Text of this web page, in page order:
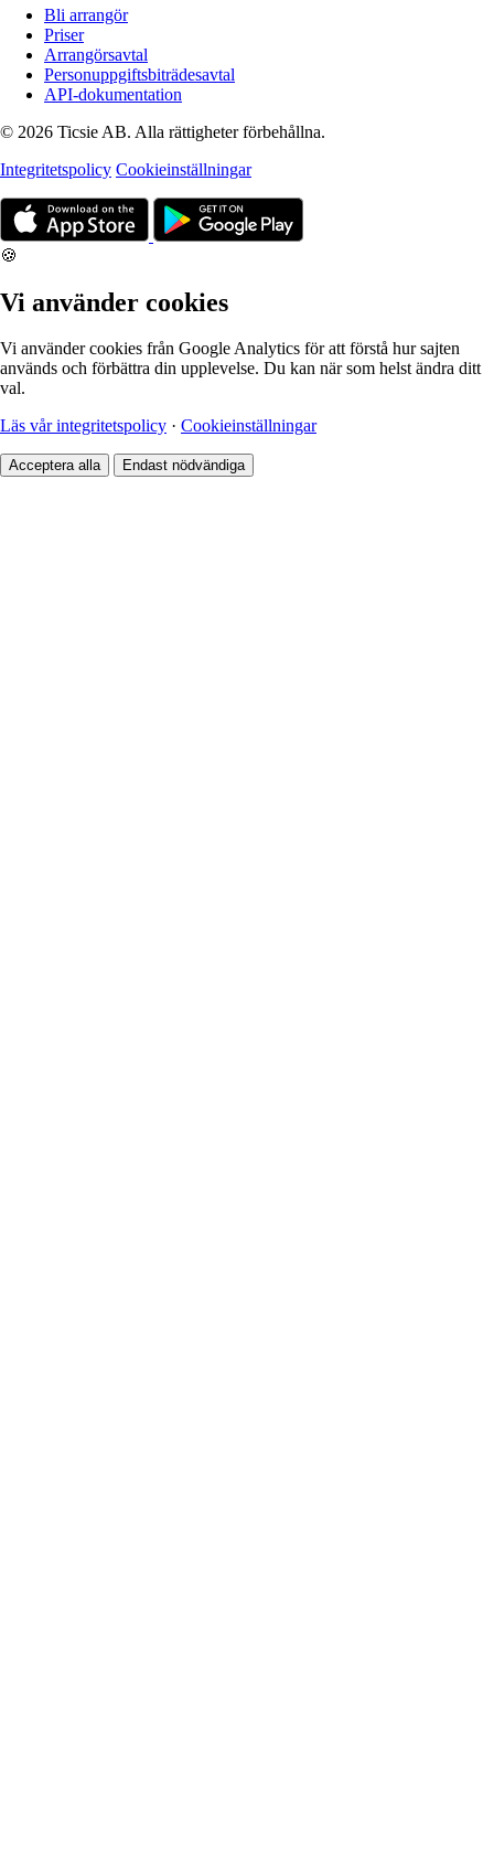
Bli arrangör
Priser
Arrangörsavtal
Personuppgiftsbiträdesavtal
API-dokumentation
© 2026 Ticsie AB. Alla rättigheter förbehållna.
Integritetspolicy Cookieinställningar
🍪
Vi använder cookies
Vi använder cookies från Google Analytics för att förstå hur sajten
används och förbättra din upplevelse. Du kan när som helst ändra ditt
val.
Läs vår integritetspolicy · Cookieinställningar
Acceptera alla Endast nödvändiga